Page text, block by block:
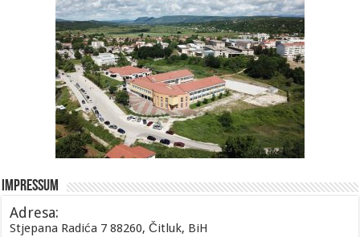
Impressum
Adresa:
Stjepana Radića 7 88260, Čitluk, BiH